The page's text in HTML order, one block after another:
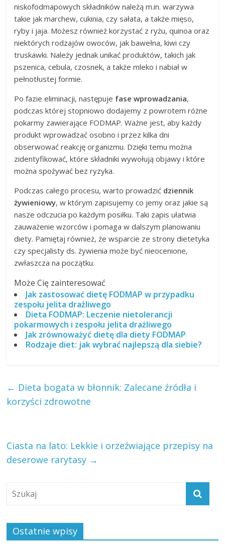
niskofodmapowych składników należą m.in. warzywa
takie jak marchew, cukinia, czy sałata, a także mięso,
ryby i jaja. Możesz również korzystać z ryżu, quinoa oraz
niektórych rodzajów owoców, jak bawełna, kiwi czy
truskawki. Należy jednak unikać produktów, takich jak
pszenica, cebula, czosnek, a także mleko i nabiał w
pełnotłustej formie.
Po fazie eliminacji, następuje fase wprowadzania,
podczas której stopniowo dodajemy z powrotem różne
pokarmy zawierające FODMAP. Ważne jest, aby każdy
produkt wprowadzać osobno i przez kilka dni
obserwować reakcję organizmu. Dzięki temu można
zidentyfikować, które składniki wywołują objawy i które
można spożywać bez ryzyka.
Podczas całego procesu, warto prowadzić dziennik
żywieniowy, w którym zapisujemy co jemy oraz jakie są
nasze odczucia po każdym posiłku. Taki zapis ułatwia
zauważenie wzorców i pomaga w dalszym planowaniu
diety. Pamiętaj również, że wsparcie ze strony dietetyka
czy specjalisty ds. żywienia może być nieocenione,
zwłaszcza na początku.
Może Cię zainteresować
Jak zastosować dietę FODMAP w przypadku
zespołu jelita drażliwego
Dieta FODMAP: Leczenie nietolerancji
pokarmowych i zespołu jelita drażliwego
Jak zrównoważyć dietę dla diety FODMAP
Rodzaje diet: jak wybrać najlepszą dla siebie?
← Dieta bogata w błonnik: Zalecane źródła i
korzyści zdrowotne
Ciasta na lato: Lekkie i orzeźwiające przepisy na
deserowe rarytasy →
Ostatnie wpisy